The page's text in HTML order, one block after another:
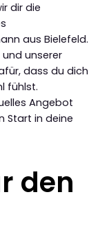
dir die
aus Bielefeld.
unserer
dass du dich
fühlst.
Angebot
Start in deine
den